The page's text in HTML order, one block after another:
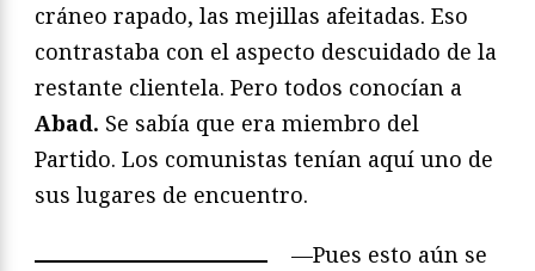
cráneo rapado, las mejillas afeitadas. Eso
contrastaba con el aspecto descuidado de la
restante clientela. Pero todos conocían a
Abad. Se sabía que era miembro del
Partido. Los comunistas tenían aquí uno de
sus lugares de encuentro.
—Pues esto aún se